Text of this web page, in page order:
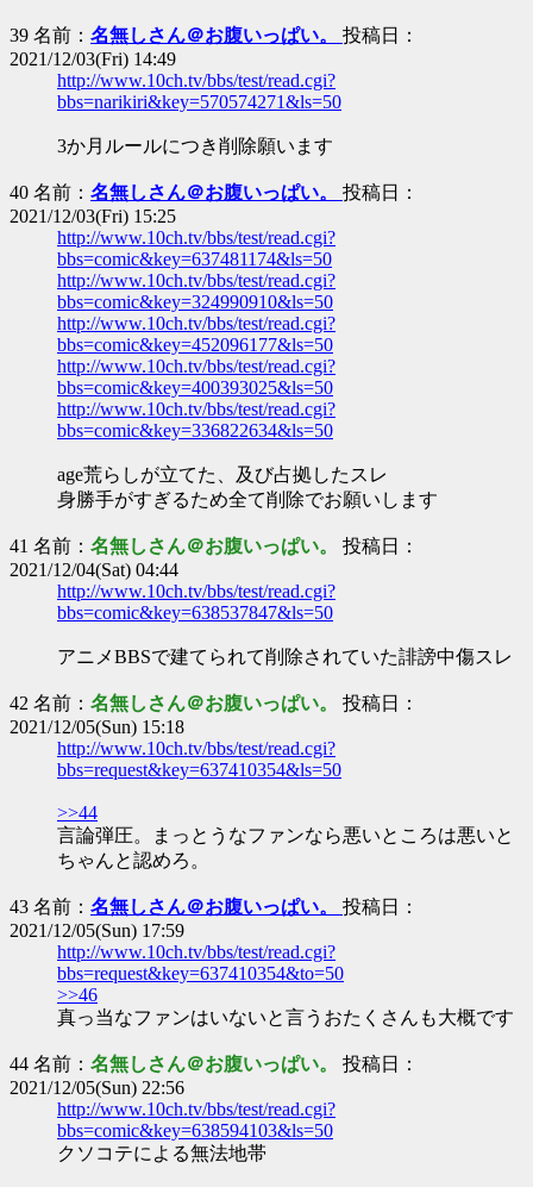
39 名前： 名無しさん＠お腹いっぱい。 投稿日：
2021/12/03(Fri) 14:49
http://www.10ch.tv/bbs/test/read.cgi?
bbs=narikiri&key=570574271&ls=50
3か月ルールにつき削除願います
40 名前： 名無しさん＠お腹いっぱい。 投稿日：
2021/12/03(Fri) 15:25
http://www.10ch.tv/bbs/test/read.cgi?
bbs=comic&key=637481174&ls=50
http://www.10ch.tv/bbs/test/read.cgi?
bbs=comic&key=324990910&ls=50
http://www.10ch.tv/bbs/test/read.cgi?
bbs=comic&key=452096177&ls=50
http://www.10ch.tv/bbs/test/read.cgi?
bbs=comic&key=400393025&ls=50
http://www.10ch.tv/bbs/test/read.cgi?
bbs=comic&key=336822634&ls=50
age荒らしが立てた、及び占拠したスレ
身勝手がすぎるため全て削除でお願いします
41 名前： 名無しさん＠お腹いっぱい。 投稿日：
2021/12/04(Sat) 04:44
http://www.10ch.tv/bbs/test/read.cgi?
bbs=comic&key=638537847&ls=50
アニメBBSで建てられて削除されていた誹謗中傷スレ
42 名前： 名無しさん＠お腹いっぱい。 投稿日：
2021/12/05(Sun) 15:18
http://www.10ch.tv/bbs/test/read.cgi?
bbs=request&key=637410354&ls=50
>>44
言論弾圧。まっとうなファンなら悪いところは悪いと
ちゃんと認めろ。
43 名前： 名無しさん＠お腹いっぱい。 投稿日：
2021/12/05(Sun) 17:59
http://www.10ch.tv/bbs/test/read.cgi?
bbs=request&key=637410354&to=50
>>46
真っ当なファンはいないと言うおたくさんも大概です
44 名前： 名無しさん＠お腹いっぱい。 投稿日：
2021/12/05(Sun) 22:56
http://www.10ch.tv/bbs/test/read.cgi?
bbs=comic&key=638594103&ls=50
クソコテによる無法地帯